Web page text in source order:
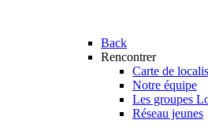
Back
Rencontrer
Carte de
Notre équipe
Les groupes
Réseau jeunes